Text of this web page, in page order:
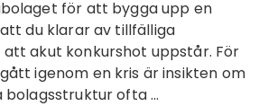
för att bygga upp en
du klarar av tillfälliga
akut konkurshot uppstår. För
igenom en kris är insikten om
bolagsstruktur ofta …